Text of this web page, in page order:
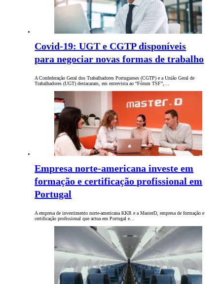
Covid-19: UGT e CGTP disponíveis
para negociar novas formas de trabalho
A Confederação Geral dos Trabalhadores Portugueses (CGTP) e a União Geral de
Trabalhadores (UGT) destacaram, em entrevista ao “Fórum TSF”,…
Empresa norte-americana investe em
formação e certificação profissional em
Portugal
A empresa de investimento norte-americana KKR e a MasterD, empresa de formação e
certificação profissional que actua em Portugal e…